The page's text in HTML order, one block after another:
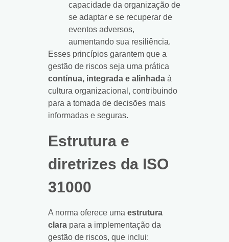
capacidade da organização de
se adaptar e se recuperar de
eventos adversos,
aumentando sua resiliência.
Esses princípios garantem que a
gestão de riscos seja uma prática
contínua, integrada e alinhada à
cultura organizacional, contribuindo
para a tomada de decisões mais
informadas e seguras.
Estrutura e
diretrizes da ISO
31000
A norma oferece uma estrutura
clara para a implementação da
gestão de riscos, que inclui: